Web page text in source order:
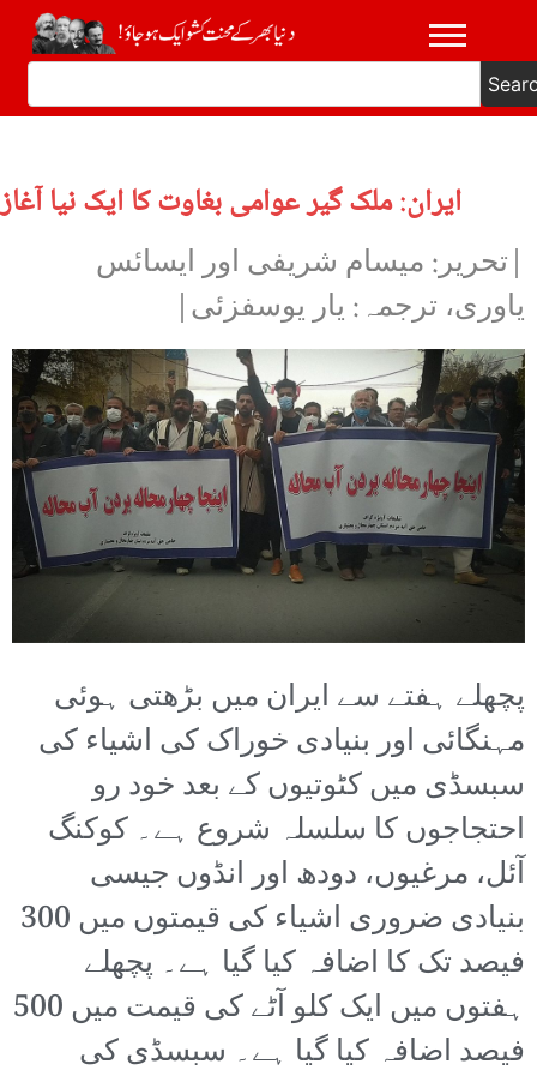
ایران: ملک گیر عوامی بغاوت کا ایک نیا آغاز
|تحریر: میسام شریفی اور ایسائس
یاوری، ترجمہ: یار یوسفزئی|
پچھلے ہفتے سے ایران میں بڑھتی ہوئی
مہنگائی اور بنیادی خوراک کی اشیاء کی
سبسڈی میں کٹوتیوں کے بعد خود رو
احتجاجوں کا سلسلہ شروع ہے۔ کوکنگ
آئل، مرغیوں، دودھ اور انڈوں جیسی
بنیادی ضروری اشیاء کی قیمتوں میں 300
فیصد تک کا اضافہ کیا گیا ہے۔ پچھلے
ہفتوں میں ایک کلو آٹے کی قیمت میں 500
فیصد اضافہ کیا گیا ہے۔ سبسڈی کی